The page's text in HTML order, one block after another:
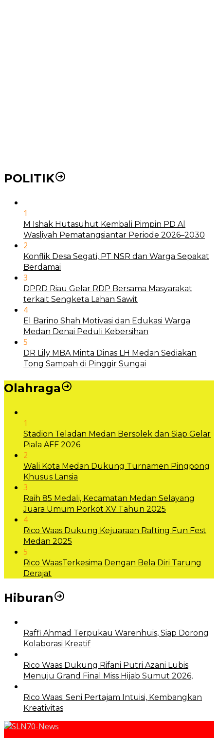
POLITIK
1
M Ishak Hutasuhut Kembali Pimpin PD Al
Wasliyah Pematangsiantar Periode 2026–2030
2
Konflik Desa Segati, PT NSR dan Warga Sepakat
Berdamai
3
DPRD Riau Gelar RDP Bersama Masyarakat
terkait Sengketa Lahan Sawit
4
El Barino Shah Motivasi dan Edukasi Warga
Medan Denai Peduli Kebersihan
5
DR Lily MBA Minta Dinas LH Medan Sediakan
Tong Sampah di Pinggir Sungai
Olahraga
1
Stadion Teladan Medan Bersolek dan Siap Gelar
Piala AFF 2026
2
Wali Kota Medan Dukung Turnamen Pingpong
Khusus Lansia
3
Raih 85 Medali, Kecamatan Medan Selayang
Juara Umum Porkot XV Tahun 2025
4
Rico Waas Dukung Kejuaraan Rafting Fun Fest
Medan 2025
5
Rico WaasTerkesima Dengan Bela Diri Tarung
Derajat
Hiburan
Raffi Ahmad Terpukau Warenhuis, Siap Dorong
Kolaborasi Kreatif
Rico Waas Dukung Rifani Putri Azani Lubis
Menuju Grand Final Miss Hijab Sumut 2026,
Rico Waas: Seni Pertajam Intuisi, Kembangkan
Kreativitas